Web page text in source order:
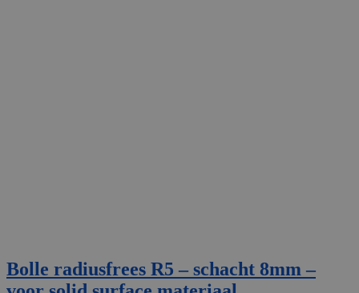
Bolle radiusfrees R5 – schacht 8mm –